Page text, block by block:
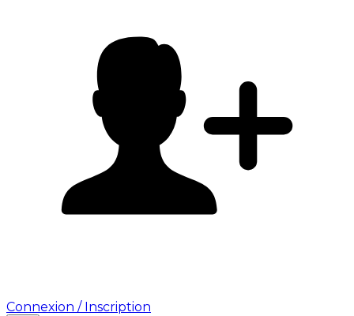
Connexion / Inscription